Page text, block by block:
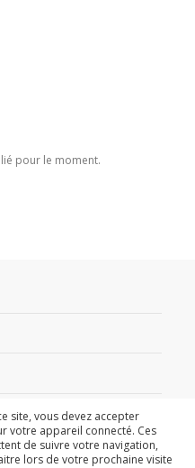
pour le moment.
site, vous devez accepter
votre appareil connecté. Ces
de suivre votre navigation,
lors de votre prochaine visite